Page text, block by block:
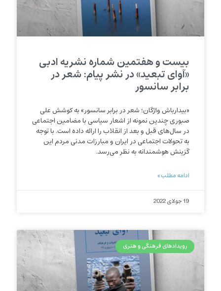
بیست و هفتمین شماره نشریه ادبی
«آوای تبعید» در نشر پیام: شعر در
برابر سانسور
«بیدارباش واژگان؛ شعر در برابر سانسور» به کوشش علی
صبوری چندین نمونه از اشعار سیاسی با مضامین اجتماعی
در سال‌های قبل و بعد از انقلاب را ارائه داده است. با توجه
به تحولات اجتماعی در ایران و مبارزات مدنی مردم این
گزینش هوشمندانه به نظر می‌رسد.
ادامه مطلب »
19 جولای 2022
رویدادهای فرهنگی و هنری